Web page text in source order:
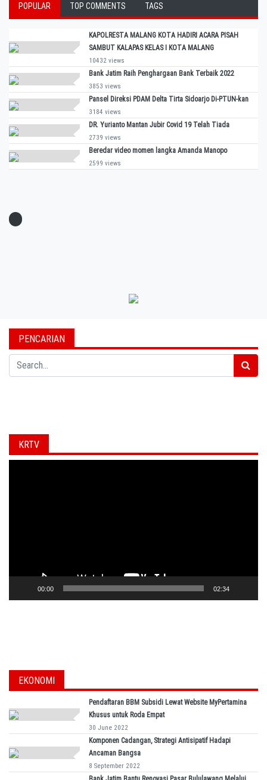
POPULAR TOP COMMENTS TAGS
KAPOLRESTA MALANG KOTA HADIRI ACARA PISAH
SAMBUT KALAPAS KELAS I KOTA MALANG
10432 views
Bank Jatim Raih Penghargaan Bank Terbaik 2022
3853 views
Pansel Direksi PDAM Delta Tirta Sidoarjo Di-PTUN-kan
3184 views
DR. Yurianto Mantan Jubir Covid 19 Telah Tiada
2739 views
Beredar video momen langka Amanda Manopo
2599 views
PENCARIAN
Search
KRTV
00:00 02:34
EKONOMI
Pendaftaran BBM Subsidi Lewat Website MyPertamina
Khusus untuk Roda Empat
30 June 2022
Komponen Cadangan, Strategi Antisipatif Hadapi
Ancaman Bangsa
8 September 2022